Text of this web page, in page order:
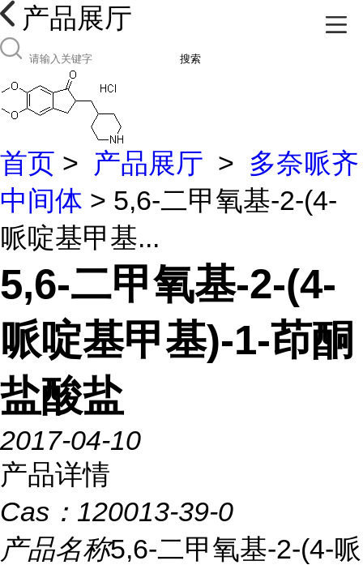
产品展厅
搜索
首页 > 产品展厅 > 多奈哌齐
中间体 > 5,6-二甲氧基-2-(4-
哌啶基甲基...
5,6-二甲氧基-2-(4-
哌啶基甲基)-1-茚酮
盐酸盐
2017-04-10
产品详情
Cas： 120013-39-0
产品名称5,6-二甲氧基-2-(4-哌